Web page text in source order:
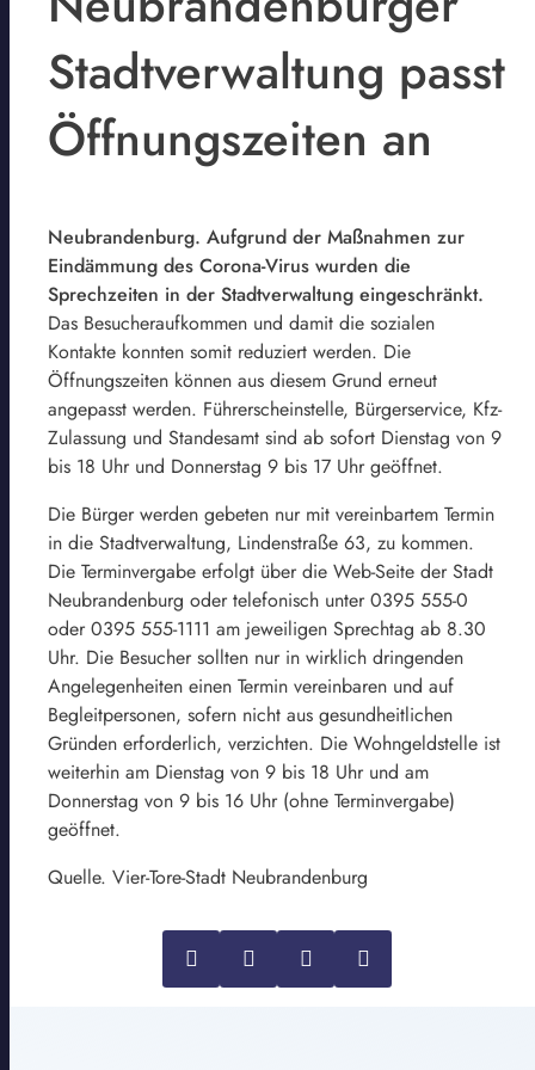
Stadtverwaltung passt
Öffnungszeiten an
Neubrandenburg. Aufgrund der Maßnahmen zur
Eindämmung des Corona-Virus wurden die
Sprechzeiten in der Stadtverwaltung eingeschränkt.
Das Besucheraufkommen und damit die sozialen
Kontakte konnten somit reduziert werden. Die
Öffnungszeiten können aus diesem Grund erneut
angepasst werden. Führerscheinstelle, Bürgerservice, Kfz-
Zulassung und Standesamt sind ab sofort Dienstag von 9
bis 18 Uhr und Donnerstag 9 bis 17 Uhr geöffnet.
Die Bürger werden gebeten nur mit vereinbartem Termin
in die Stadtverwaltung, Lindenstraße 63, zu kommen.
Die Terminvergabe erfolgt über die Web-Seite der Stadt
Neubrandenburg oder telefonisch unter 0395 555-0
oder 0395 555-1111 am jeweiligen Sprechtag ab 8.30
Uhr. Die Besucher sollten nur in wirklich dringenden
Angelegenheiten einen Termin vereinbaren und auf
Begleitpersonen, sofern nicht aus gesundheitlichen
Gründen erforderlich, verzichten. Die Wohngeldstelle ist
weiterhin am Dienstag von 9 bis 18 Uhr und am
Donnerstag von 9 bis 16 Uhr (ohne Terminvergabe)
geöffnet.
Quelle. Vier-Tore-Stadt Neubrandenburg